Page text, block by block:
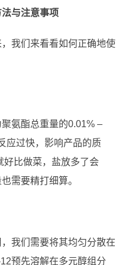
与注意事项
我们来看看如何正确地使
氨酯总重量的0.01% –
应过快，影响产品的质
好比做菜，盐放多了会
需要精打细算。
我们需要将其均匀分散在
预先溶解在多元醇组分